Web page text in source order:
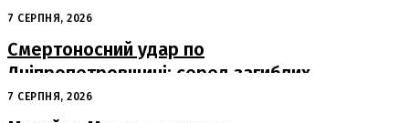
судна
7 СЕРПНЯ, 2026
Смертоносний удар по
Дніпропетровщині: серед загиблих
– працівники «Укрпошти»
7 СЕРПНЯ, 2026